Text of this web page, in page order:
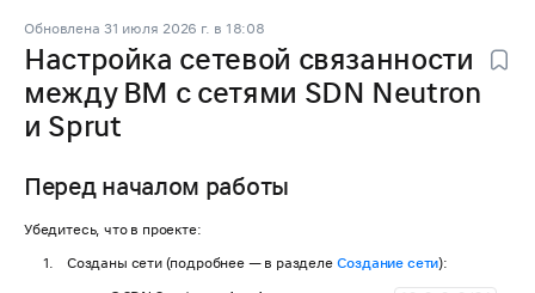
Обновлена 31 июля 2026 г. в 18:08
Настройка сетевой связанности
между ВМ с сетями SDN Neutron
и Sprut
Перед началом работы
Убедитесь, что в проекте:
Созданы сети (подробнее — в разделе Создание сети):